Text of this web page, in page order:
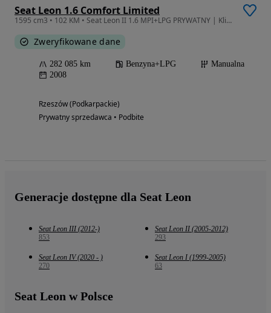
Seat Leon 1.6 Comfort Limited
1595 cm3 • 102 KM • Seat Leon II 1.6 MPI+LPG PRYWATNY | Klimatronic | Tempomat
Zweryfikowane dane
282 085 km Benzyna+LPG
Manualna
2008
Rzeszów (Podkarpackie)
Prywatny sprzedawca • Podbite
Generacje dostępne dla Seat Leon
Seat Leon III (2012-)
853
Seat Leon II (2005-2012)
293
Seat Leon IV (2020 - )
270
Seat Leon I (1999-2005)
63
Seat Leon w Polsce